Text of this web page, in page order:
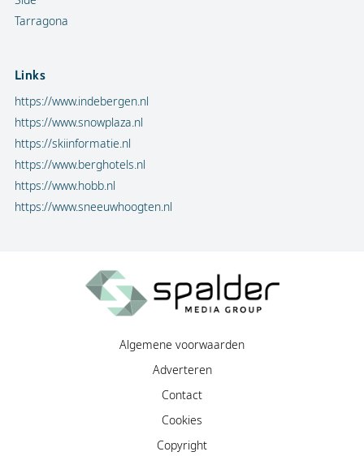
Tarragona
Links
https://www.indebergen.nl
https://www.snowplaza.nl
https://skiinformatie.nl
https://www.berghotels.nl
https://www.hobb.nl
https://www.sneeuwhoogten.nl
Algemene voorwaarden
Adverteren
Contact
Cookies
Copyright